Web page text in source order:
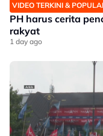
VIDEO TERKINI &
PH harus cerita
rakyat
1 day ago